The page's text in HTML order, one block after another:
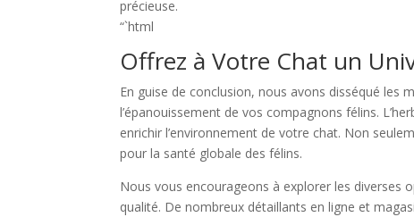
précieuse.
“`html
Offrez à Votre Chat un
En guise de conclusion, nous avons disséqué les
l’épanouissement de vos compagnons félins.
enrichir l’environnement de votre chat. Non
pour la santé globale des félins.
Nous vous encourageons à explorer les diverses
qualité. De nombreux détaillants en ligne et